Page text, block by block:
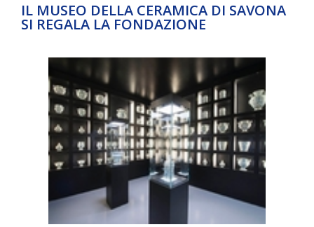
IL MUSEO DELLA CERAMICA DI SAVONA
SI REGALA LA FONDAZIONE